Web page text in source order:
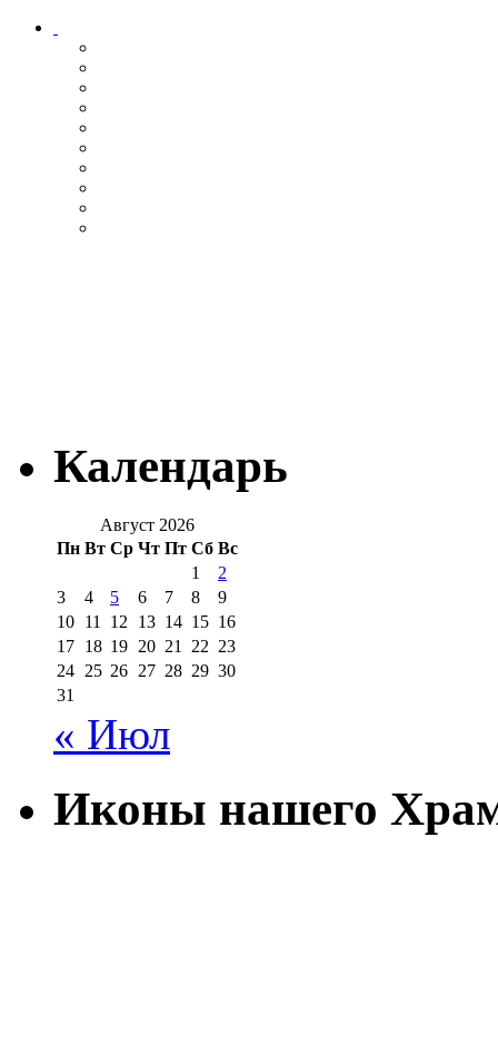
Календарь
Август 2026
Пн Вт Ср Чт Пт Сб Вс
1
2
3
4 5 6 7 8
9
10 11 12 13 14 15 16
17 18 19 20 21 22 23
24 25 26 27 28 29 30
31
« Июл
Иконы нашего